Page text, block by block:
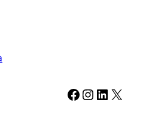
Facebook Instagram LinkedIn X